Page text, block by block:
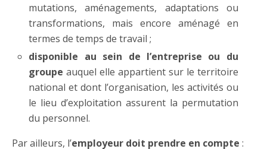
mutations, aménagements, adaptations ou
transformations, mais encore aménagé en
termes de temps de travail ;
disponible au sein de l’entreprise ou du
groupe auquel elle appartient sur le territoire
national et dont l’organisation, les activités ou
le lieu d’exploitation assurent la permutation
du personnel.
Par ailleurs, l’employeur doit prendre en compte :